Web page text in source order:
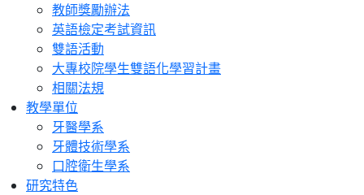
教師獎勵辦法
英語檢定考試資訊
雙語活動
大專校院學生雙語化學習計畫
相關法規
教學單位
牙醫學系
牙體技術學系
口腔衛生學系
研究特色